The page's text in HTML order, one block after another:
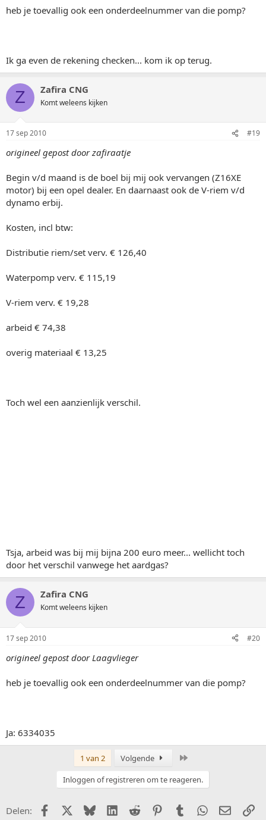
heb je toevallig ook een onderdeelnummer van die pomp?
Ik ga even de rekening checken... kom ik op terug.
Z Zafira CNG
Komt weleens kijken
17 sep 2010 #19
origineel gepost door zafiraatje
Begin v/d maand is de boel bij mij ook vervangen (Z16XE
motor) bij een opel dealer. En daarnaast ook de V-riem v/d
dynamo erbij.
Kosten, incl btw:
Distributie riem/set verv. € 126,40
Waterpomp verv. € 115,19
V-riem verv. € 19,28
arbeid € 74,38
overig materiaal € 13,25
Toch wel een aanzienlijk verschil.
Tsja, arbeid was bij mij bijna 200 euro meer... wellicht toch
door het verschil vanwege het aardgas?
Z Zafira CNG
Komt weleens kijken
17 sep 2010 #20
origineel gepost door Laagvlieger
heb je toevallig ook een onderdeelnummer van die pomp?
Ja: 6334035
1 van 2 Volgende
Inloggen of registreren om te reageren.
Delen: FacebookX (Twitter)
BlueskyLinkedIn
Reddit PinterestTumblr WhatsApp
E-mail